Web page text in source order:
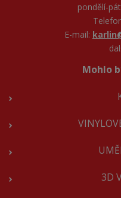
pondělí-
E-mail:
Mohlo
3D